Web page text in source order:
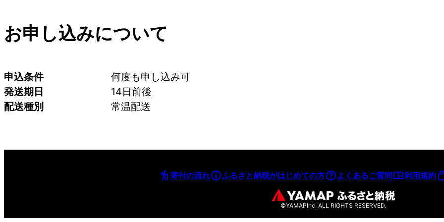
お申し込みについて
申込条件
何度も申し込み可
発送期日
14日前後
配送種別
常温配送
寄付の流れ ふるさと納税がはじめての方 よくあるご質問 利用規約
©YAMAPInc. ALL RIGHTS RESERVED.